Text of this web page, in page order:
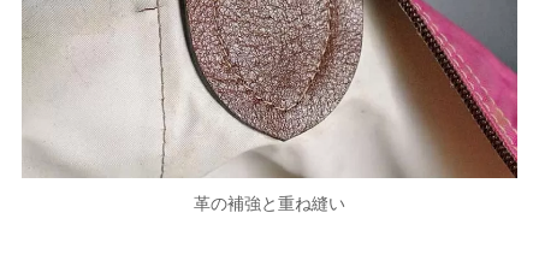
革の補強と重ね縫い